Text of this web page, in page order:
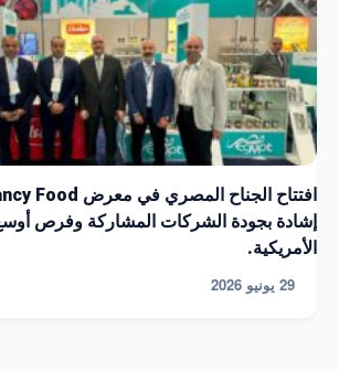
إشادة بجودة الشركات المشاركة وفرص
الأمريكية.
29 يونيو 2026